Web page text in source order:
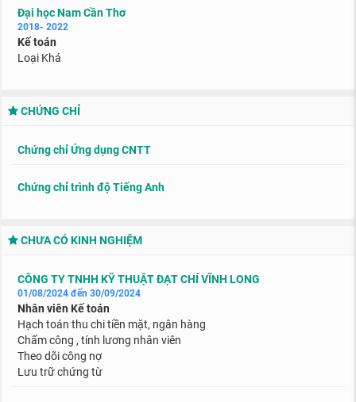
Đại học Nam Cần Thơ
2018- 2022
Kế toán
Loại Khá
CHỨNG CHỈ
Chứng chỉ Ứng dụng CNTT
Chứng chỉ trình độ Tiếng Anh
CHƯA CÓ KINH NGHIỆM
CÔNG TY TNHH KỸ THUẬT ĐẠT CHÍ VĨNH LONG
01/08/2024 đến 30/09/2024
Nhân viên Kế toán
Hạch toán thu chi tiền mặt, ngân hàng
Chấm công , tính lương nhân viên
Theo dõi công nợ
Lưu trữ chứng từ